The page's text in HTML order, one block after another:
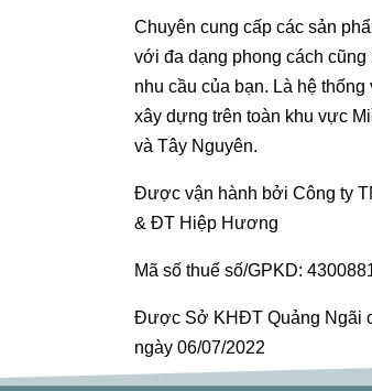
Chuyên cung cấp các sản
với đa dạng phong cách cũng
nhu cầu của bạn. Là hệ thống
xây dựng trên toàn khu vực
và Tây Nguyên.
Được vận hành bởi Công ty
& ĐT Hiệp Hương
Mã số thuế số/GPKD:
Được Sở KHĐT Quảng Ngãi
ngày 06/07/2022